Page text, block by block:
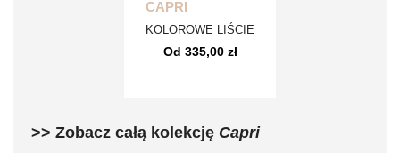
CAPRI
KOLOROWE LIŚCIE
Od 335,00 zł
>> Zobacz całą kolekcję Capri